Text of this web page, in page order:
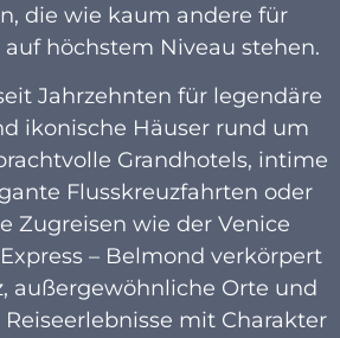
die wie kaum andere für
auf höchstem Niveau stehen.
Jahrzehnten für legendäre
ikonische Häuser rund um
Grandhotels, intime
Flusskreuzfahrten oder
Zugreisen wie der Venice
– Belmond verkörpert
außergewöhnliche Orte und
mit Charakter